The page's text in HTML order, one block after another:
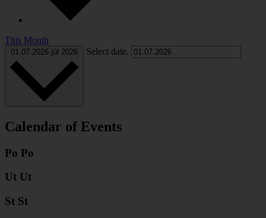
This Month
01.07.2026 júl 2026 Select date.
Calendar of Events
Po Po
Ut Ut
St St